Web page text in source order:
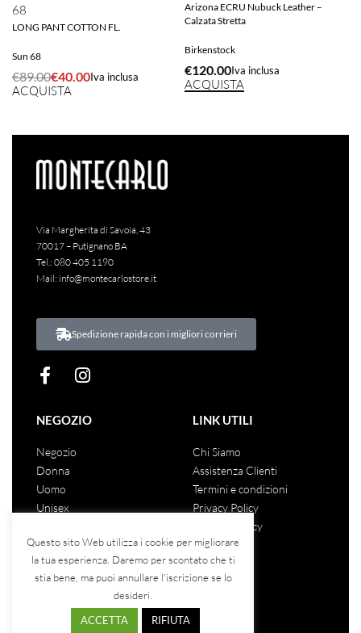
68
LONG PANT COTTON FL.
Sun 68
€89.00€40.00Iva inclusa
ACQUISTA
Arizona ECRU Nubuck Leather –
Calzata Stretta
Birkenstock
€120.00Iva inclusa
ACQUISTA
Via Margherita di Savoia, 43
70017 – Putignano BA
Tel.: 080 405 1190
Mail: info@montecarlostore.it
Spedizione rapida con i migliori corrieri
NEGOZIO
Negozio
Donna
Uomo
Unisex
LINK UTILI
Chi Siamo
Assistenza Clienti
Termini e condizioni
Privacy Policy
Cookies Policy
COSA DICONO DI NOI
Questo sito Web utilizza i cookie per migliorare
la tua esperienza. Daremo per scontato che ti
stia bene, ma puoi annullare l'iscrizione se lo
desideri.
ACCETTA
RIFIUTA